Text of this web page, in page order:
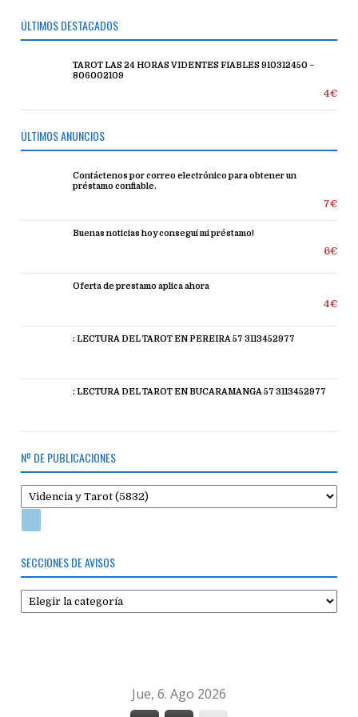
ÚLTIMOS DESTACADOS
TAROT LAS 24 HORAS VIDENTES FIABLES 910312450 –
806002109
4€
ÚLTIMOS ANUNCIOS
Contáctenos por correo electrónico para obtener un
préstamo confiable.
7€
Buenas noticias hoy conseguí mi préstamo!
6€
Oferta de prestamo aplica ahora
4€
: LECTURA DEL TAROT EN PEREIRA 57 3113452977
: LECTURA DEL TAROT EN BUCARAMANGA 57 3113452977
Nº DE PUBLICACIONES
SECCIONES DE AVISOS
Secciones
de